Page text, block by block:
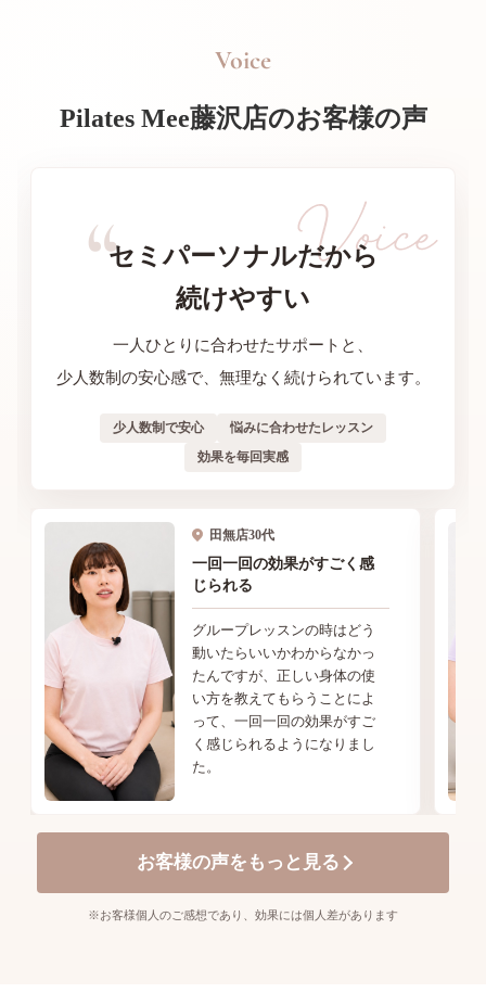
Voice
Pilates Mee藤沢店のお客様の声
セミパーソナルだから
続けやすい
一人ひとりに合わせたサポートと、
少人数制の安心感で、無理なく続けられています。
少人数制で安心
悩みに合わせたレッスン
効果を毎回実感
田無店30代
一回一回の効果がすごく感
じられる
グループレッスンの時はどう
動いたらいいかわからなかっ
たんですが、正しい身体の使
い方を教えてもらうことによ
って、一回一回の効果がすご
く感じられるようになりまし
た。
お客様の声をもっと見る
※お客様個人のご感想であり、効果には個人差があります